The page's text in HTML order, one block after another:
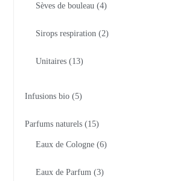
Sèves de bouleau 4
Sirops respiration 2
Unitaires 13
Infusions bio 5
Parfums naturels 15
Eaux de Cologne 6
Eaux de Parfum 3